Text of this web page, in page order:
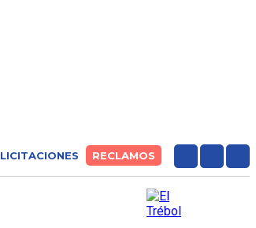
LICITACIONES RECLAMOS